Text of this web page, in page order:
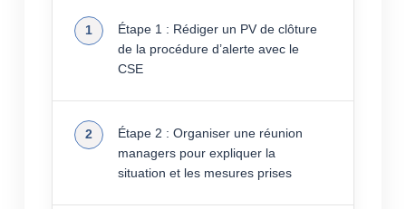
Étape 1 : Rédiger un PV de clôture
de la procédure d’alerte avec le
CSE
Étape 2 : Organiser une réunion
managers pour expliquer la
situation et les mesures prises